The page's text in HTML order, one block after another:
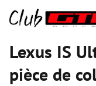
Lexus IS
pièce de